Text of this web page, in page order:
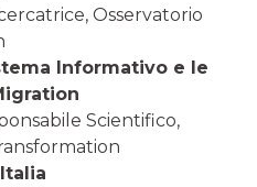
Osservatorio
Informativo e le
Scientifico,